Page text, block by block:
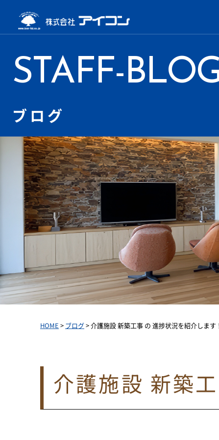
STAFF-
ブログ
HOME > ブログ>介護施設 新築工事 の 進捗状況を紹介します
介護施設 新築